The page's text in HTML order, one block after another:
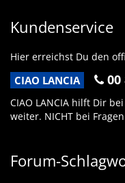
Kundenservice
Hier erreichst Du den
CIAO LANCIA 00
CIAO LANCIA hilft Dir
weiter. NICHT bei
Forum-